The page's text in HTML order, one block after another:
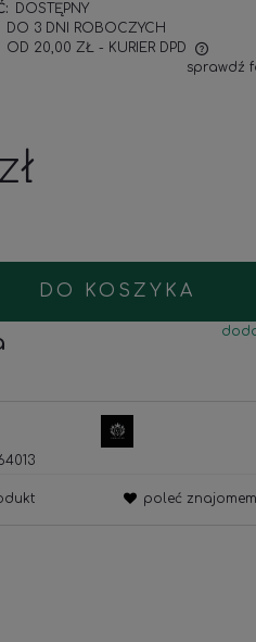
DOSTĘPNY
DO 3 DNI ROBOCZYCH
OD 20,00 ZŁ - KURIER DPD
sprawdź
DO KOSZYKA
poleć